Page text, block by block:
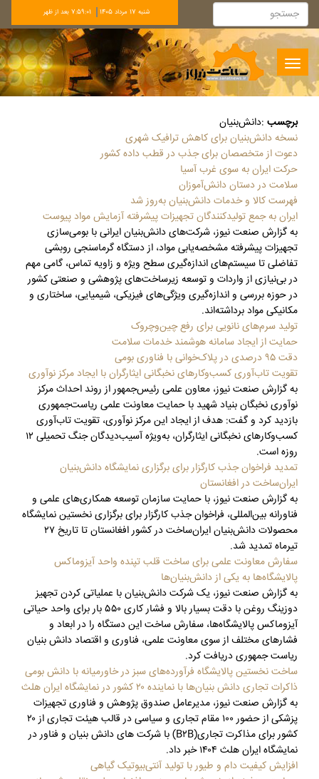
شنبه 17 مرداد 1405 7:59:02 بعد از ظهر
Toggle
navigation
برچسب :دانش‌بنیان
نسخه دانش‌بنیان برای کاهش ترافیک شهری
دعوت از متخصصان برای جذب در قطب داده کشور
حرکت ایران به سوی غرب آسیا
سلامت در دستان دانش‌آموزان
فهرست کالا و خدمات دانش‌بنیان به‌روز شد
ایران به جمع تولیدکنندگان تجهیزات پیشرفته آزمایش مواد پیوست
به گزارش صنعت نیوز، شرکت‌های دانش‌بنیان ایرانی با بومی‌سازی
تجهیزات پیشرفته مشخصه‌یابی مواد، از دستگاه گرماسنجی روبشی
تفاضلی تا سیستم‌های اندازه‌گیری سطح ویژه و زاویه تماس، گامی مهم
در بی‌نیازی از واردات و توسعه زیرساخت‌های پژوهشی و صنعتی کشور
در حوزه بررسی و اندازه‌گیری ویژگی‌های فیزیکی، شیمیایی، ساختاری و
مکانیکی مواد برداشته‌اند.
تولید سرم‌های نانویی برای رفع چین‌وچروک
حمایت از ایجاد سامانه هوشمند خدمات سلامت
دقت ۹۵ درصدی در پلاک‌خوانی با فناوری بومی
تقویت تاب‌آوری کسب‌وکارهای نخبگانی ایثارگران با ایجاد مرکز نوآوری
به گزارش صنعت نیوز، معاون علمی رئیس‌جمهور از روند احداث مرکز
نوآوری نخبگان بنیاد شهید با حمایت معاونت علمی ریاست‌جمهوری
بازدید کرد و گفت: هدف از ایجاد این مرکز نوآوری، تقویت تاب‌آوری
کسب‌وکارهای نخبگانی ایثارگران، به‌ویژه آسیب‌دیدگان جنگ تحمیلی ۱۲
روزه است.
تمدید فراخوان جذب کارگزار برای برگزاری نمایشگاه دانش‌بنیان
ایران‌ساخت در افغانستان
به گزارش صنعت نیوز، با حمایت سازمان توسعه همکاری‌های علمی و
فناورانه بین‌المللی، فراخوان جذب کارگزار برای برگزاری نخستین نمایشگاه
محصولات دانش‌بنیان ایران‌ساخت در کشور افغانستان تا تاریخ ۲۷
تیرماه تمدید شد.
سفارش معاونت علمی برای ساخت قلب تپنده واحد آیزوماکس
پالایشگاه‌ها به یکی از دانش‌بنیان‌ها
به گزارش صنعت نیوز، یک شرکت دانش‌بنیان با عملیاتی کردن تجهیز
دوزینگ روغن با دقت بسیار بالا و فشار کاری ۵۵۰ بار برای واحد حیاتی
آیزوماکس پالایشگاه‌ها، سفارش ساخت این دستگاه را در ابعاد و
فشارهای مختلف از سوی معاونت علمی، فناوری و اقتصاد دانش بنیان
ریاست جمهوری دریافت کرد.
ساخت نخستین پالایشگاه فرآورده‌های سبز در خاورمیانه با دانش بومی
ذاکرات تجاری دانش بنیان‌ها با نماینده ۲۰ کشور در نمایشگاه ایران هلث
به گزارش صنعت نیوز، مدیرعامل صندوق پژوهش و فناوری تجهیزات
پزشکی از حضور ۱۰۰ مقام تجاری و سیاسی در قالب هیئت تجاری از ۲۰
کشور برای مذاکرت تجاری(B۲B) با شرکت های دانش بنیان و فناور در
نمایشگاه ایران هلث ۱۴۰۴ خبر داد.
افزایش کیفیت دام و طیور با تولید آنتی‌بیوتیک گیاهی